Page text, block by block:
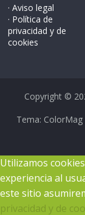
· Aviso legal
· Política de
privacidad y de
cookies
Copyright ©
Tema:
Utilizamos
experiencia al
este sitio
privacidad y de